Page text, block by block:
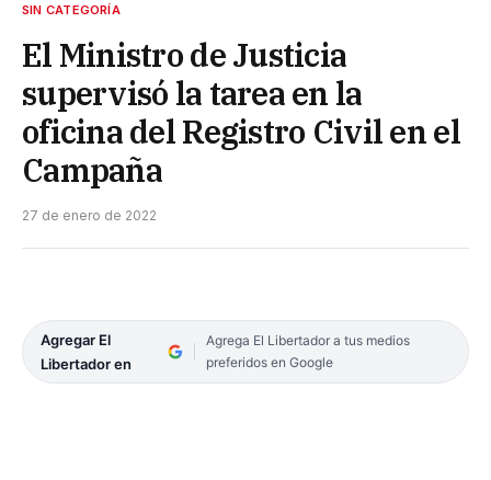
SIN CATEGORÍA
El Ministro de Justicia
supervisó la tarea en la
oficina del Registro Civil en el
Campaña
27 de enero de 2022
Agregar El
Libertador en
Agrega El Libertador a tus medios
preferidos en Google